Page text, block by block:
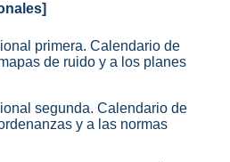
primera. Calendario de
de ruido y a los planes
segunda. Calendario de
y a las normas